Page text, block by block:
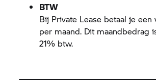
BTW
Bij Private Lease betaal je een
per maand. Dit maandbedrag
21% btw.